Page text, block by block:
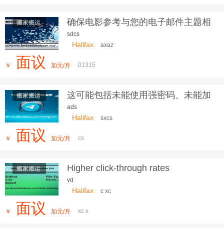
搬家搬运
确保电影参考与您的电子邮件主题相
关也很重要
sdcs
Halifax axaz
￥ 面议 加元/月 01315
搬家搬运
这可能包括未能使用强密码、未能加
密
ads
Halifax sxcs
￥ 面议 加元/月 cs
搬家搬运 Higher click-through rates
vd
Halifax c xc
￥ 面议 加元/月 xc x